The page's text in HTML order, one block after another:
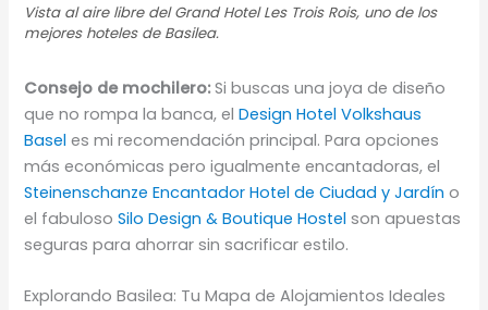
Vista al aire libre del Grand Hotel Les Trois Rois, uno de los
mejores hoteles de Basilea.
Consejo de mochilero:Si buscas una joya de diseño
que no rompa la banca, elDesign Hotel Volkshaus
Basel es mi recomendación principal. Para opciones
más económicas pero igualmente encantadoras, el
Steinenschanze Encantador Hotel de Ciudad y Jardín o
el fabulosoSilo Design & Boutique Hostel son apuestas
seguras para ahorrar sin sacrificar estilo.
Explorando Basilea: Tu Mapa de Alojamientos Ideales